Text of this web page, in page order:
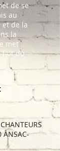
de se
au
de la
la
met
fait du